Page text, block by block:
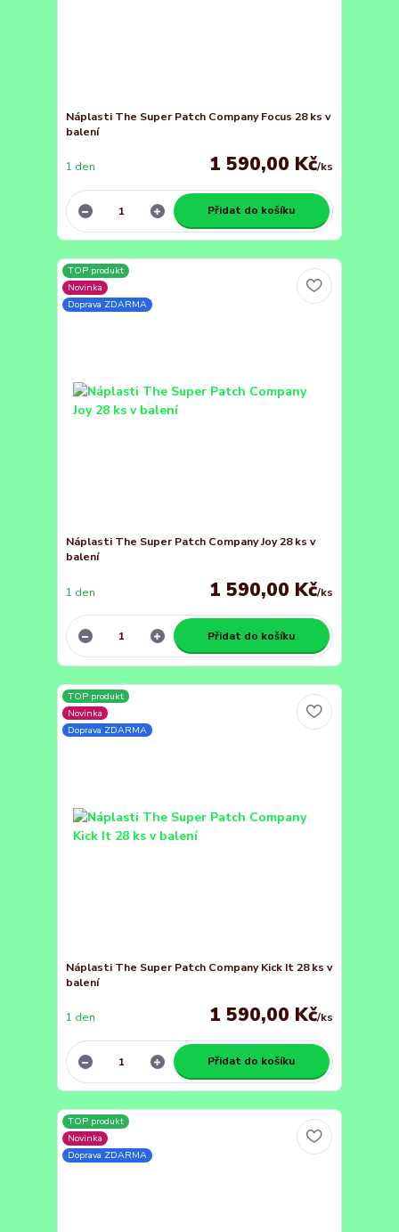
Náplasti The Super Patch Company Focus 28 ks v
balení
1 590,00 Kč/ks
1 den
Přidat do košíku
TOP produkt
Novinka
Doprava ZDARMA
Náplasti The Super Patch Company Joy 28 ks v
balení
1 590,00 Kč/ks
1 den
Přidat do košíku
TOP produkt
Novinka
Doprava ZDARMA
Náplasti The Super Patch Company Kick It 28 ks v
balení
1 590,00 Kč/ks
1 den
Přidat do košíku
TOP produkt
Novinka
Doprava ZDARMA